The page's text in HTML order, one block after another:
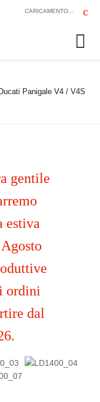
CARICAMENTO...
Panigale V4 / V4S
gentile
estiva
ordini
dal